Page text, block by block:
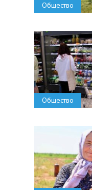
Общество
Общество